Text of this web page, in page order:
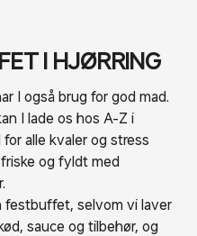
I HJØRRING
I også brug for god mad.
I lade os hos A-Z i
alle kvaler og stress
og fyldt med
festbuffet, selvom vi laver
sauce og tilbehør, og